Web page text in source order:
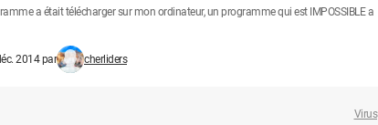
a était télécharger sur mon ordinateur, un programme qui est IMPOSSIBLE a
2014 par cherliders
Virus